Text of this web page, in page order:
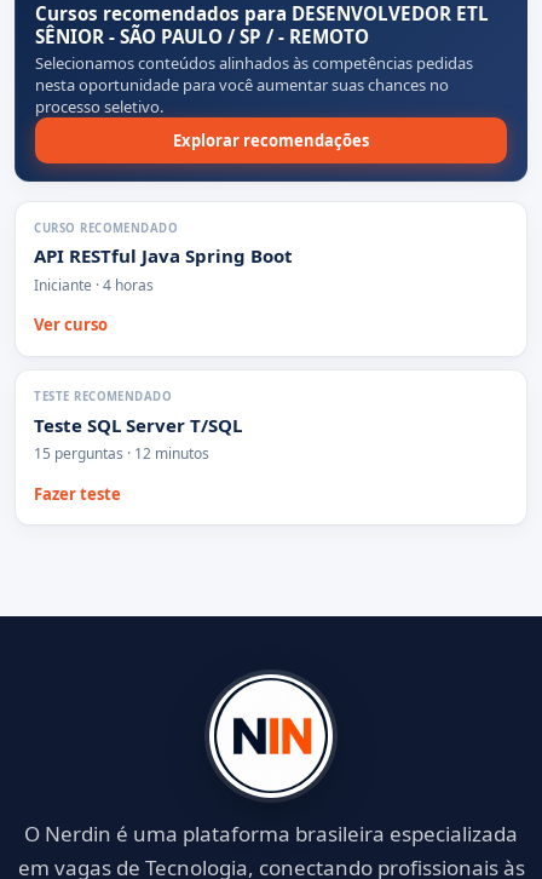
Cursos recomendados para DESENVOLVEDOR ETL
SÊNIOR - SÃO PAULO / SP / - REMOTO
Selecionamos conteúdos alinhados às competências pedidas
nesta oportunidade para você aumentar suas chances no
processo seletivo.
Explorar recomendações
CURSO RECOMENDADO
API RESTful Java Spring Boot
Iniciante · 4 horas
Ver curso
TESTE RECOMENDADO
Teste SQL Server T/SQL
15 perguntas · 12 minutos
Fazer teste
O Nerdin é uma plataforma brasileira especializada
em vagas de Tecnologia, conectando profissionais às